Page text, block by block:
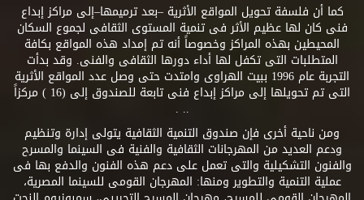
كما أن فلسفة تحويل المواقع الأثرية –بعد ترميمها–إلى مراكز إبداع
فنى كان لها عظيم الأثر فى تنمية المستوى الثقافى لجموع السكان
المحيطين بهذه المراكز وخصوصاً أنه تم إمداد هذه المواقع بكافة
المتطلبات التى تكفل لها أداء دورها الثقافى والفنى. وقد بدأت
التجربة عام 1996 ببيت الهراوى وامتدت حتى وصل عدد المواقع الأثرية
التى تم تحويلها إلى مراكز إبداع فنى تابعة للصندوق إلى (16 ) مركزاً
.. .
ومن ناحية أخرى فإن صندوق التنمية الثقافية يتولى إدارة وتنظيم
ودعم العديد من المهرجانات الثقافية والفنية فى السينما والمسرح
والفنون التشكيلية والتى تعمل على دعم هذه الفنون والدفع بها فى
عملية التنمية والتطوير ومنها: المهرجان القومى للسينما المصرية،